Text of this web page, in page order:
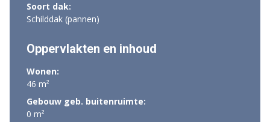
Soort dak:
Schilddak (pannen)
Oppervlakten en inhoud
Wonen:
46 m²
Gebouw geb. buitenruimte:
0 m²